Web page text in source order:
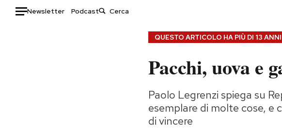
Newsletter Podcast
Consumismi
Storie/Idee
QUESTO ARTICOLO HA PIÙ DI 13 ANNI
Pacchi, uova e
Paolo Legrenzi spiega su
esemplare di molte cose, e
di vincere